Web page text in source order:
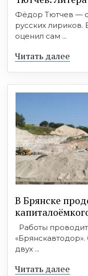
Фёдор Тютчев —
русских
оценил сам ...
Читать далее
В Брянске
Работы
«Брянскавтодор».
двух ...
Читать далее